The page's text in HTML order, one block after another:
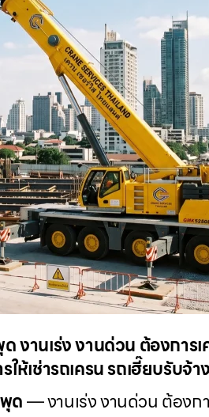
นเร่ง งานด่วน ต้องการเ
เช่ารถเครน รถเฮี๊ยบรับจ้
ด— งานเร่ง งานด่วน ต้องกา